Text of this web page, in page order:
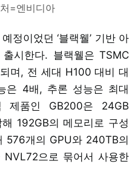
=엔비디아
정이었던 ‘블랙웰’ 기반 아
시한다. 블랙웰은 TSMC
며, 전 세대 H100 대비 대
은 4배, 추론 성능은 최대
제품인 GB200은 24GB
192GB의 메모리로 구성
576개의 GPU와 240TB의
으로 묶어서 사용한